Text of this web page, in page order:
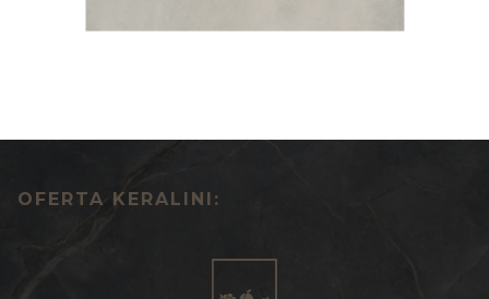
OFERTA KERALINI: